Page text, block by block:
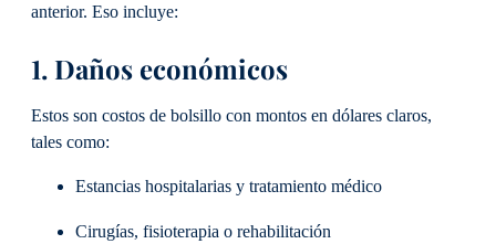
anterior. Eso incluye:
1. Daños económicos
Estos son costos de bolsillo con montos en dólares claros,
tales como:
Estancias hospitalarias y tratamiento médico
Cirugías, fisioterapia o rehabilitación